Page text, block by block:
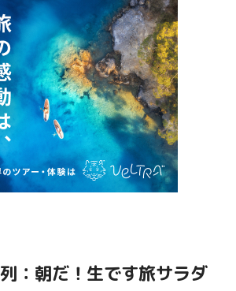
：朝だ！生です旅サラダ